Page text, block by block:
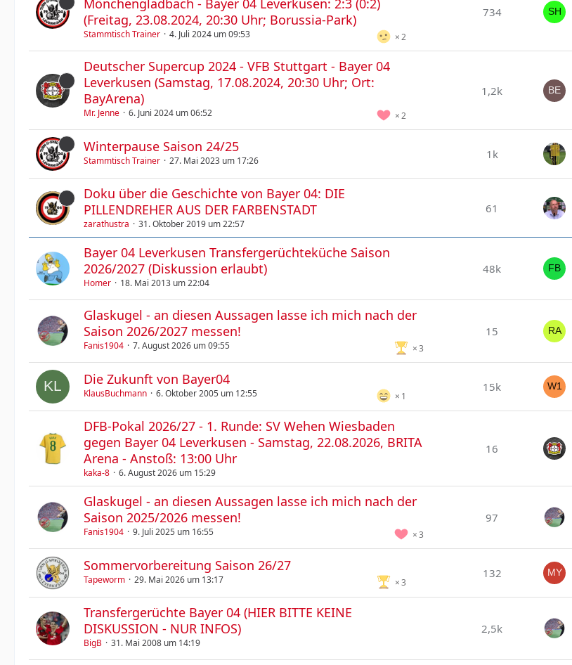
Mönchengladbach - Bayer 04 Leverkusen: 2:3 (0:2)
(Freitag, 23.08.2024, 20:30 Uhr; Borussia-Park)
2
Stammtisch Trainer 4. Juli 2024 um 09:53
734
Deutscher Supercup 2024 - VFB Stuttgart - Bayer 04
Leverkusen (Samstag, 17.08.2024, 20:30 Uhr; Ort:
BayArena)
2
Mr. Jenne 6. Juni 2024 um 06:52
1,2k
Winterpause Saison 24/25
Stammtisch Trainer 27. Mai 2023 um 17:26 1k
Doku über die Geschichte von Bayer 04: DIE
PILLENDREHER AUS DER FARBENSTADT
zarathustra 31. Oktober 2019 um 22:57
61
Bayer 04 Leverkusen Transfergerüchteküche Saison
2026/2027 (Diskussion erlaubt)
Homer 18. Mai 2013 um 22:04
48k
Glaskugel - an diesen Aussagen lasse ich mich nach der
Saison 2026/2027 messen!
3
Fanis1904 7. August 2026 um 09:55
15
Die Zukunft von Bayer04
1
KlausBuchmann 6. Oktober 2005 um 12:55 15k
DFB-Pokal 2026/27 - 1. Runde: SV Wehen Wiesbaden
gegen Bayer 04 Leverkusen - Samstag, 22.08.2026, BRITA
Arena - Anstoß: 13:00 Uhr
kaka-8 6. August 2026 um 15:29
16
Glaskugel - an diesen Aussagen lasse ich mich nach der
Saison 2025/2026 messen!
3
Fanis1904 9. Juli 2025 um 16:55
97
Sommervorbereitung Saison 26/27
3
Tapeworm 29. Mai 2026 um 13:17 132
Transfergerüchte Bayer 04 (HIER BITTE KEINE
DISKUSSION - NUR INFOS)
BigB 31. Mai 2008 um 14:19
2,5k